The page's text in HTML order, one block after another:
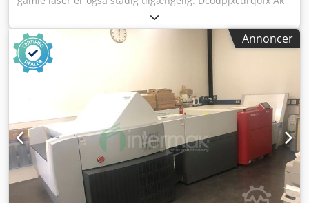
Annoncer